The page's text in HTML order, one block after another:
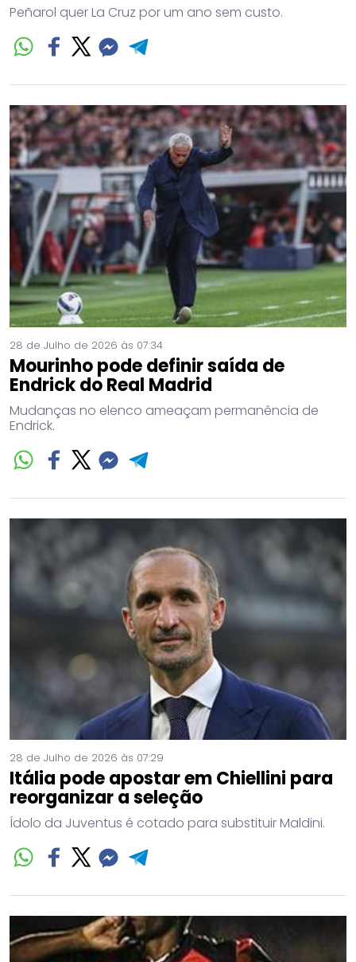
Peñarol quer La Cruz por um ano sem custo.
28 de Julho de 2026 às 07:34
Mourinho pode definir saída de
Endrick do Real Madrid
Mudanças no elenco ameaçam permanência de
Endrick.
28 de Julho de 2026 às 07:29
Itália pode apostar em Chiellini para
reorganizar a seleção
Ídolo da Juventus é cotado para substituir Maldini.